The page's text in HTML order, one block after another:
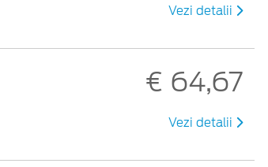
Vezi detalii
€ 64,67
Vezi detalii